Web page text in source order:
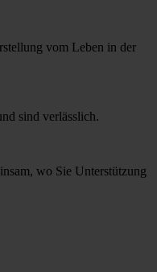
vom Leben in der
sind verlässlich.
wo Sie Unterstützung